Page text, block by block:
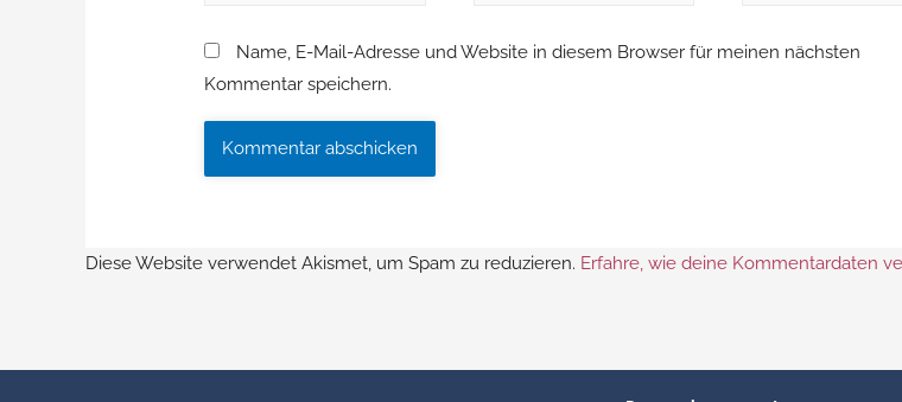
Name, E-Mail-Adresse und Website in diesem Browser für meinen nächsten
Kommentar speichern.
Diese Website verwendet Akismet, um Spam zu reduzieren. Erfahre, wie deine Kommentardaten